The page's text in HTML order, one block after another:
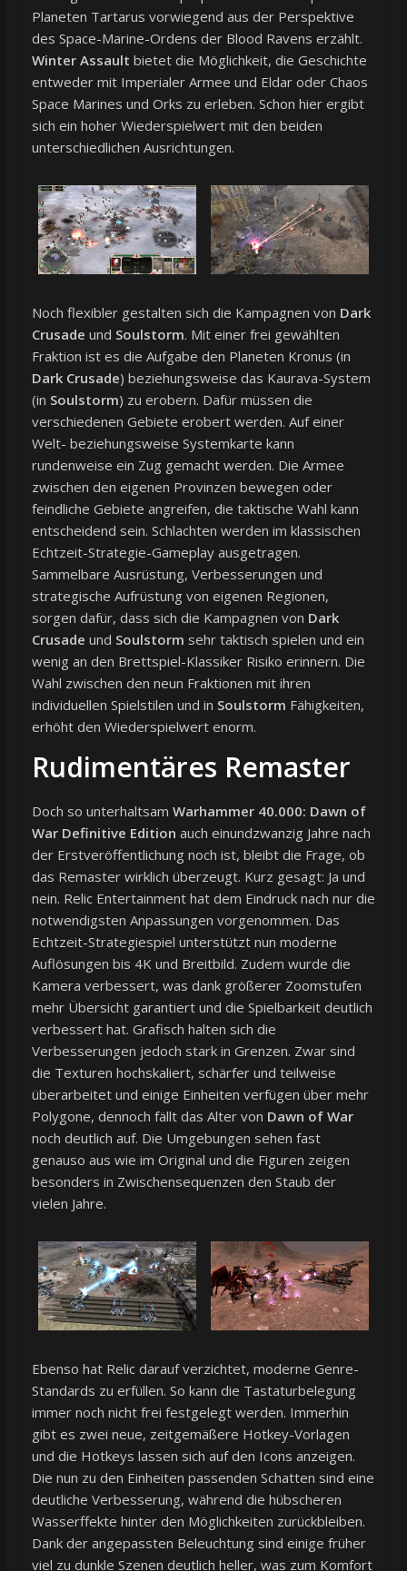
Planeten Tartarus vorwiegend aus der Perspektive
des Space-Marine-Ordens der Blood Ravens erzählt.
Winter Assault bietet die Möglichkeit, die Geschichte
entweder mit Imperialer Armee und Eldar oder Chaos
Space Marines und Orks zu erleben. Schon hier ergibt
sich ein hoher Wiederspielwert mit den beiden
unterschiedlichen Ausrichtungen.
Noch flexibler gestalten sich die Kampagnen von Dark
Crusade und Soulstorm. Mit einer frei gewählten
Fraktion ist es die Aufgabe den Planeten Kronus (in
Dark Crusade) beziehungsweise das Kaurava-System
(in Soulstorm) zu erobern. Dafür müssen die
verschiedenen Gebiete erobert werden. Auf einer
Welt- beziehungsweise Systemkarte kann
rundenweise ein Zug gemacht werden. Die Armee
zwischen den eigenen Provinzen bewegen oder
feindliche Gebiete angreifen, die taktische Wahl kann
entscheidend sein. Schlachten werden im klassischen
Echtzeit-Strategie-Gameplay ausgetragen.
Sammelbare Ausrüstung, Verbesserungen und
strategische Aufrüstung von eigenen Regionen,
sorgen dafür, dass sich die Kampagnen von Dark
Crusade und Soulstorm sehr taktisch spielen und ein
wenig an den Brettspiel-Klassiker Risiko erinnern. Die
Wahl zwischen den neun Fraktionen mit ihren
individuellen Spielstilen und in Soulstorm Fähigkeiten,
erhöht den Wiederspielwert enorm.
Rudimentäres Remaster
Doch so unterhaltsam Warhammer 40.000: Dawn of
War Definitive Edition auch einundzwanzig Jahre nach
der Erstveröffentlichung noch ist, bleibt die Frage, ob
das Remaster wirklich überzeugt. Kurz gesagt: Ja und
nein. Relic Entertainment hat dem Eindruck nach nur die
notwendigsten Anpassungen vorgenommen. Das
Echtzeit-Strategiespiel unterstützt nun moderne
Auflösungen bis 4K und Breitbild. Zudem wurde die
Kamera verbessert, was dank größerer Zoomstufen
mehr Übersicht garantiert und die Spielbarkeit deutlich
verbessert hat. Grafisch halten sich die
Verbesserungen jedoch stark in Grenzen. Zwar sind
die Texturen hochskaliert, schärfer und teilweise
überarbeitet und einige Einheiten verfügen über mehr
Polygone, dennoch fällt das Alter von Dawn of War
noch deutlich auf. Die Umgebungen sehen fast
genauso aus wie im Original und die Figuren zeigen
besonders in Zwischensequenzen den Staub der
vielen Jahre.
Ebenso hat Relic darauf verzichtet, moderne Genre-
Standards zu erfüllen. So kann die Tastaturbelegung
immer noch nicht frei festgelegt werden. Immerhin
gibt es zwei neue, zeitgemäßere Hotkey-Vorlagen
und die Hotkeys lassen sich auf den Icons anzeigen.
Die nun zu den Einheiten passenden Schatten sind eine
deutliche Verbesserung, während die hübscheren
Wasserffekte hinter den Möglichkeiten zurückbleiben.
Dank der angepassten Beleuchtung sind einige früher
viel zu dunkle Szenen deutlich heller, was zum Komfort